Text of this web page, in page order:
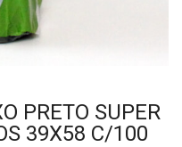
PRETO SUPER
39X58 C/100